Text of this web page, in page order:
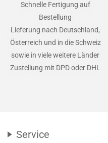
Schnelle Fertigung auf
Bestellung
Lieferung nach Deutschland,
Österreich und in die Schweiz
sowie in viele weitere Länder
Zustellung mit DPD oder DHL
Service